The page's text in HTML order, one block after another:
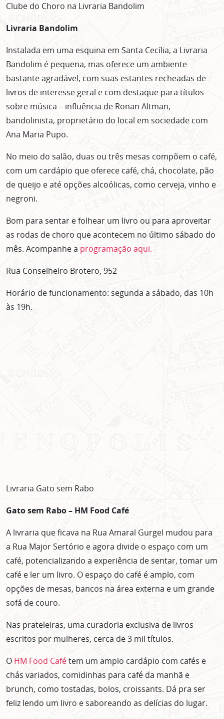
Clube do Choro na Livraria Bandolim
Livraria Bandolim
Instalada em uma esquina em Santa Cecília, a Livraria
Bandolim é pequena, mas oferece um ambiente
bastante agradável, com suas estantes recheadas de
livros de interesse geral e com destaque para títulos
sobre música – influência de Ronan Altman,
bandolinista, proprietário do local em sociedade com
Ana Maria Pupo.
No meio do salão, duas ou três mesas compõem o café,
com um cardápio que oferece café, chá, chocolate, pão
de queijo e até opções alcoólicas, como cerveja, vinho e
negroni.
Bom para sentar e folhear um livro ou para aproveitar
as rodas de choro que acontecem no último sábado do
mês. Acompanhe a programação aqui.
Rua Conselheiro Brotero, 952
Horário de funcionamento: segunda a sábado, das 10h
às 19h.
Livraria Gato sem Rabo
Gato sem Rabo – HM Food Café
A livraria que ficava na Rua Amaral Gurgel mudou para
a Rua Major Sertório e agora divide o espaço com um
café, potencializando a experiência de sentar, tomar um
café e ler um livro. O espaço do café é amplo, com
opções de mesas, bancos na área externa e um grande
sofá de couro.
Nas prateleiras, uma curadoria exclusiva de livros
escritos por mulheres, cerca de 3 mil títulos.
O HM Food Cafétem um amplo cardápio com cafés e
chás variados, comidinhas para café da manhã e
brunch, como tostadas, bolos, croissants. Dá pra ser
feliz lendo um livro e saboreando as delícias do lugar.